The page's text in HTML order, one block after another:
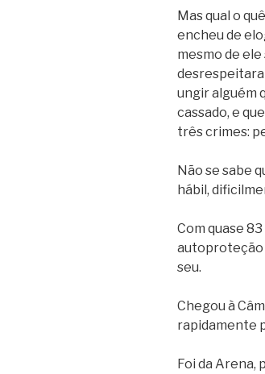
Mas qual o
encheu de
mesmo de
ungir alguém
cassado, e
três crimes:
Não se sabe
hábil,
Com quase
autoproteção
seu.
Chegou à
rapidamente
Foi da Arena,